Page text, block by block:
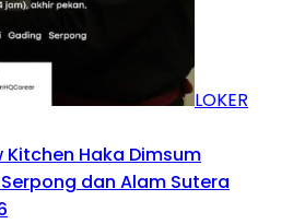
LOKER
Kitchen Haka Dimsum
dan Alam Sutera